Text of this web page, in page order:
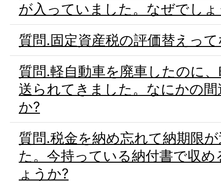
が入っていました。なぜでし
質問.固定資産税の評価替えっ
質問.軽自動車を廃車したのに
送られてきました。なにかの
か?
質問.税金を納め忘れて納期限
た。今持っている納付書で収
ょうか?